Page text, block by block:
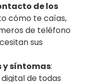
de los
cómo te caías,
de teléfono
sus
y síntomas:
de todas